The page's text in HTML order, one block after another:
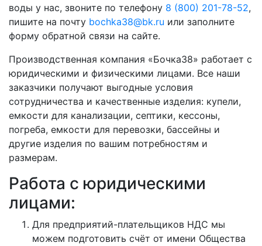
воды у нас, звоните по телефону 8 (800) 201-78-52,
пишите на почту bochka38@bk.ru или заполните
форму обратной связи на сайте.
Производственная компания «Бочка38» работает с
юридическими и физическими лицами. Все наши
заказчики получают выгодные условия
сотрудничества и качественные изделия: купели,
емкости для канализации, септики, кессоны,
погреба, емкости для перевозки, бассейны и
другие изделия по вашим потребностям и
размерам.
Работа с юридическими
лицами:
Для предприятий-плательщиков НДС мы
можем подготовить счёт от имени Общества